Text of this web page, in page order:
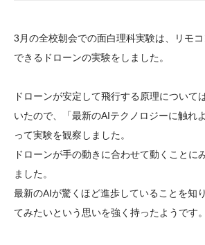
役員・評議員 公開情
大学院生奨学金
国際学
ム
科学教育振興助成・
次世代理系人材育成プ
ログラム助成
アクセス よくあ
サイトマップ 中谷財
日本語 English
3月の全校朝会での面白理科実験は、リモ
できるドローンの実験をしました。
ドローンが安定して飛行する原理について
いたので、「最新のAIテクノロジーに触れ
って実験を観察しました。
ドローンが手の動きに合わせて動くことに
ました。
最新のAIが驚くほど進歩していることを知
てみたいという思いを強く持ったようです。